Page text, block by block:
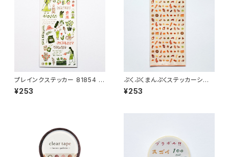
プレインクステッカー 81854 植
物をそだてる グリーン
¥253
ぷくぷくまんぷくステッカーシー
ル 82316 パン
¥253